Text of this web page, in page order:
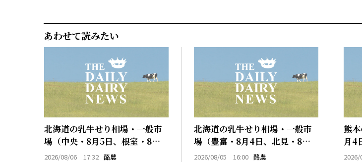
あわせて読みたい
北海道の乳牛せり相場・一般市
場（中央・8月5日、根室・8月5
日）
2026/08/06 17:32 酪農
北海道の乳牛せり相場・一般市
場（豊富・8月4日、北見・8月4
日、早来・8月4日）
2026/08/05 16:00 酪農
熊
月4